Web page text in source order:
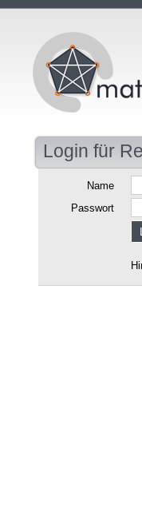
Login für
Name
Passwort